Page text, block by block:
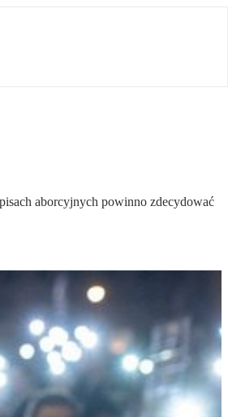
aborcyjnych powinno zdecydować